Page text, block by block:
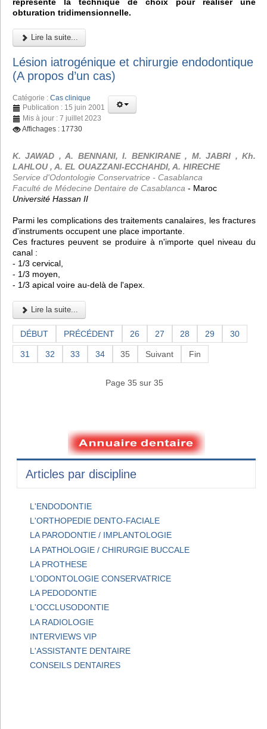
représente la technique de choix pour réaliser une
obturation tridimensionnelle.
Lire la suite...
Lésion iatrogénique et chirurgie endodontique
(A propos d’un cas)
Catégorie : Cas clinique
Publication : 15 juin 2001
Mis à jour : 7 juillet 2023
Affichages : 17730
K. JAWAD , A. BENNANI, I. BENKIRANE , M. JABRI , Kh.
LAHLOU , A. EL OUAZZANI-ECCHAHDI, A. HIRECHE
Service d'Odontologie Conservatrice - Casablanca
Faculté de Médecine Dentaire de Casablanca - Maroc
Université Hassan II
Parmi les complications des traitements canalaires, les fractures
d'instruments occupent une place importante.
Ces fractures peuvent se produire à n'importe quel niveau du
canal :
- 1/3 cervical,
- 1/3 moyen,
- 1/3 apical voire au-delà de l'apex.
Lire la suite...
DÉBUT PRÉCÉDENT 26 27 28 29 30
31 32 33 34 35 Suivant Fin
Page 35 sur 35
Articles par discipline
L'ENDODONTIE
L'ORTHOPEDIE DENTO-FACIALE
LA PARODONTIE / IMPLANTOLOGIE
LA PATHOLOGIE / CHIRURGIE BUCCALE
LA PROTHESE
L'ODONTOLOGIE CONSERVATRICE
LA PEDODONTIE
L'OCCLUSODONTIE
LA RADIOLOGIE
INTERVIEWS VIP
L'ASSISTANTE DENTAIRE
CONSEILS DENTAIRES